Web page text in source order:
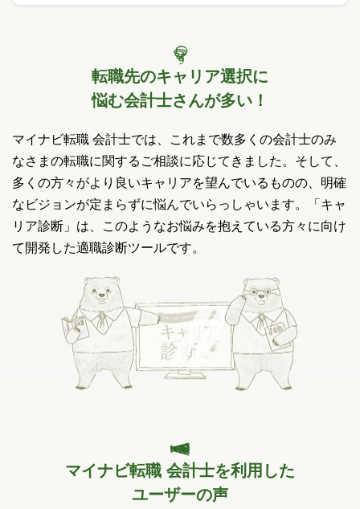
転職先のキャリア選択に
悩む会計士さんが多い！
マイナビ転職 会計士では、これまで数多くの会計士のみ
なさまの転職に関するご相談に応じてきました。 そして、
多くの方々がより良いキャリアを望んでいるものの、 明確
なビジョンが定まらずに悩んでいらっしゃいます。
「キャ
リア診断」は、このようなお悩みを抱えている方々に向け
て開発した適職診断ツールです。
マイナビ転職 会計士を利用した
ユーザーの声